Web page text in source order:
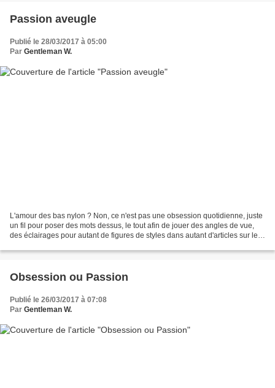
Passion aveugle
Publié le 28/03/2017 à 05:00
Par Gentleman W.
L'amour des bas nylon ? Non, ce n'est pas une obsession quotidienne, juste
un fil pour poser des mots dessus, le tout afin de jouer des angles de vue,
des éclairages pour autant de figures de styles dans autant d'articles sur le
Obsession ou Passion
Publié le 26/03/2017 à 07:08
Par Gentleman W.